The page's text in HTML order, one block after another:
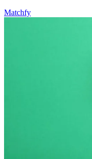
Matchfy